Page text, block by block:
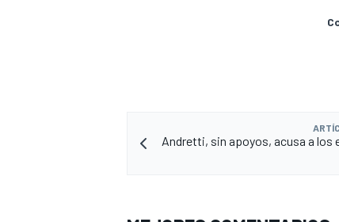
Andretti, sin apoyos, acusa a los